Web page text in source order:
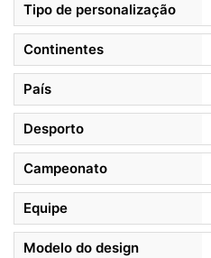
Tipo de personalização
Continentes
País
Desporto
Campeonato
Equipe
Modelo do design